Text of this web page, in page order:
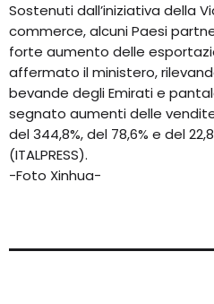
Sostenuti dall’iniziativa della
commerce, alcuni Paesi
forte aumento delle
affermato il ministero,
bevande degli Emirati e
segnato aumenti delle
del 344,8%, del 78,6% e del
(ITALPRESS).
-Foto Xinhua-